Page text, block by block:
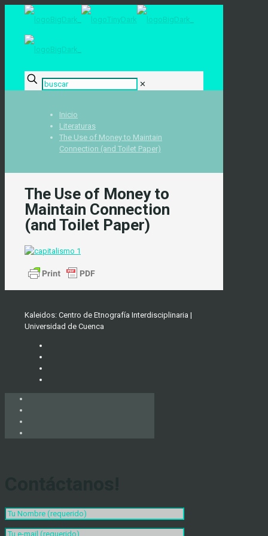
✕
Inicio
Literaturas
The Use of Money to Maintain
Connection (and Toilet Paper)
The Use of Money to
Maintain Connection
(and Toilet Paper)
Kaleidos: Centro de Etnografía Interdisciplinaria |
Universidad de Cuenca